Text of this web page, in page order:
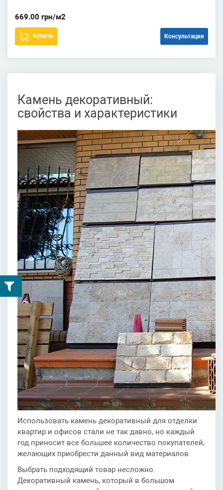
669.00 грн/м2
Купить Консультация
Камень декоративный:
свойства и характеристики
Использовать камень декоративный для отделки
квартир и офисов стали не так давно, но каждый
год приносит все большее количество покупателей,
желающих приобрести данный вид материалов.
Выбрать подходящий товар несложно.
Декоративный камень, который в большом